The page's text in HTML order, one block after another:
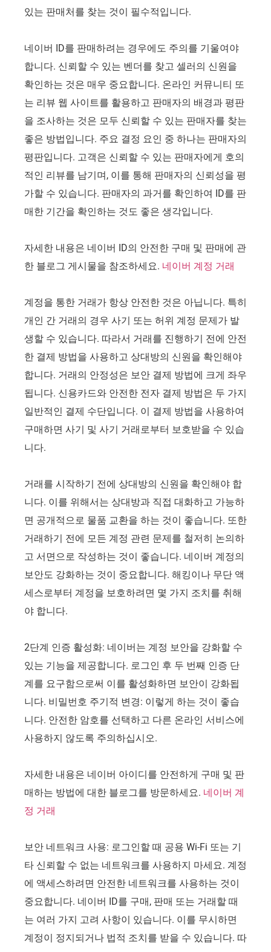
있는 판매처를 찾는 것이 필수적입니다.
네이버 ID를 판매하려는 경우에도 주의를 기울여야
합니다. 신뢰할 수 있는 벤더를 찾고 셀러의 신원을
확인하는 것은 매우 중요합니다. 온라인 커뮤니티 또
는 리뷰 웹 사이트를 활용하고 판매자의 배경과 평판
을 조사하는 것은 모두 신뢰할 수 있는 판매자를 찾는
좋은 방법입니다. 주요 결정 요인 중 하나는 판매자의
평판입니다. 고객은 신뢰할 수 있는 판매자에게 호의
적인 리뷰를 남기며, 이를 통해 판매자의 신뢰성을 평
가할 수 있습니다. 판매자의 과거를 확인하여 ID를 판
매한 기간을 확인하는 것도 좋은 생각입니다.
자세한 내용은 네이버 ID의 안전한 구매 및 판매에 관
한 블로그 게시물을 참조하세요. 네이버 계정 거래
계정을 통한 거래가 항상 안전한 것은 아닙니다. 특히
개인 간 거래의 경우 사기 또는 허위 계정 문제가 발
생할 수 있습니다. 따라서 거래를 진행하기 전에 안전
한 결제 방법을 사용하고 상대방의 신원을 확인해야
합니다. 거래의 안정성은 보안 결제 방법에 크게 좌우
됩니다. 신용카드와 안전한 전자 결제 방법은 두 가지
일반적인 결제 수단입니다. 이 결제 방법을 사용하여
구매하면 사기 및 사기 거래로부터 보호받을 수 있습
니다.
거래를 시작하기 전에 상대방의 신원을 확인해야 합
니다. 이를 위해서는 상대방과 직접 대화하고 가능하
면 공개적으로 물품 교환을 하는 것이 좋습니다. 또한
거래하기 전에 모든 계정 관련 문제를 철저히 논의하
고 서면으로 작성하는 것이 좋습니다. 네이버 계정의
보안도 강화하는 것이 중요합니다. 해킹이나 무단 액
세스로부터 계정을 보호하려면 몇 가지 조치를 취해
야 합니다.
2단계 인증 활성화: 네이버는 계정 보안을 강화할 수
있는 기능을 제공합니다. 로그인 후 두 번째 인증 단
계를 요구함으로써 이를 활성화하면 보안이 강화됩
니다. 비밀번호 주기적 변경: 이렇게 하는 것이 좋습
니다. 안전한 암호를 선택하고 다른 온라인 서비스에
사용하지 않도록 주의하십시오.
자세한 내용은 네이버 아이디를 안전하게 구매 및 판
매하는 방법에 대한 블로그를 방문하세요. 네이버 계
정 거래
보안 네트워크 사용: 로그인할 때 공용 Wi-Fi 또는 기
타 신뢰할 수 없는 네트워크를 사용하지 마세요. 계정
에 액세스하려면 안전한 네트워크를 사용하는 것이
중요합니다. 네이버 ID를 구매, 판매 또는 거래할 때
는 여러 가지 고려 사항이 있습니다. 이를 무시하면
계정이 정지되거나 법적 조치를 받을 수 있습니다. 따